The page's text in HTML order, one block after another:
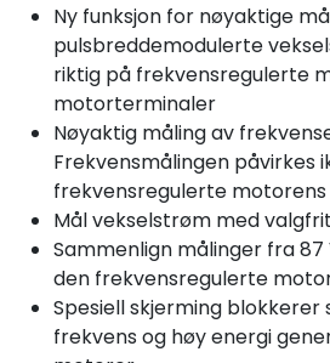
Ny funksjon for nøyaktige
pulsbreddemodulerte
riktig på frekvensregulerte
motorterminaler
Nøyaktig måling av
Frekvensmålingen påvirkes
frekvensregulerte
Mål vekselstrøm med
Sammenlign målinger fra
den frekvensregulerte
Spesiell skjerming blokkerer
frekvens og høy energi